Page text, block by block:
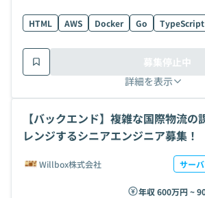
HTML AWS Docker Go TypeScript
詳細を表示
募集停止中
【バックエンド】複雑な国際物流の
レンジするシニアエンジニア募集！
Willbox株式会社 サー
年収 600万円 ~